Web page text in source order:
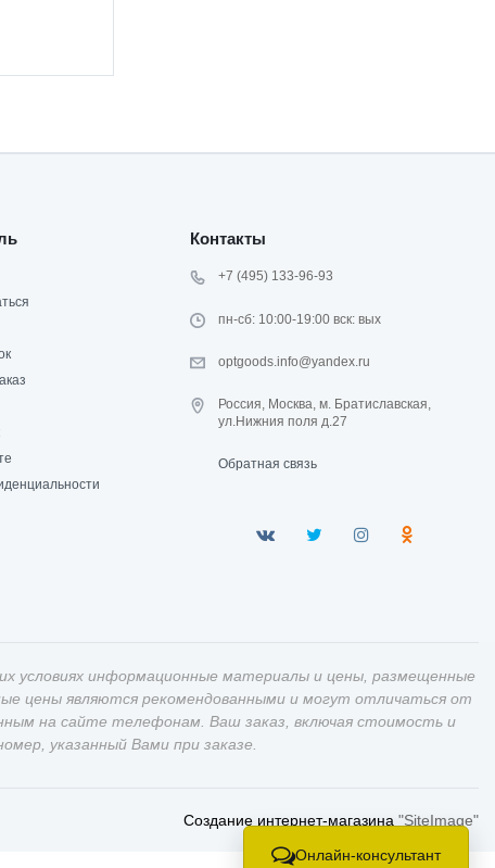
Контакты
+7 (495) 133-96-93
пн-сб: 10:00-19:00 вск: вых
optgoods.info@yandex.ru
Россия, Москва, м. Братиславская,
ул.Нижния поля д.27
Обратная связь
условиях информационные материалы и цены, размещенные
цены являются рекомендованными и могут отличаться от
на сайте телефонам. Ваш заказ, включая стоимость и
указанный Вами при заказе.
Создание интернет-магазина "SiteImage"
Онлайн-консультант